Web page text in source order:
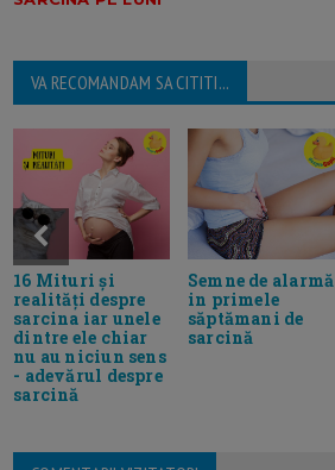
VA RECOMANDAM SA CITITI...
16 Mituri şi
realităţi despre
sarcina iar unele
dintre ele chiar
nu au niciun sens
- adevărul despre
sarcină
Semne de alarmă
in primele
săptămani de
sarcină